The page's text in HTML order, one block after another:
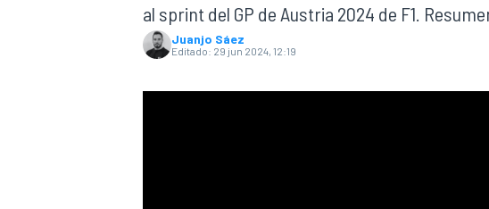
al sprint del GP de Austria 2024 de F1.
Juanjo Sáez
Editado: 29 jun 2024, 12:19